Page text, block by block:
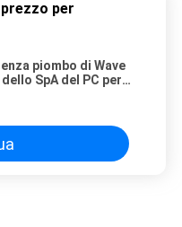
per
piombo di Wave
SpA del PC per